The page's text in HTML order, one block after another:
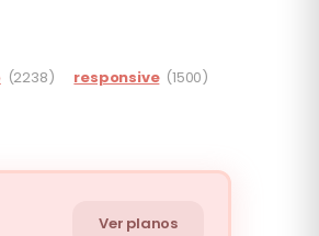
(2238) responsive (1500)
Ver planos